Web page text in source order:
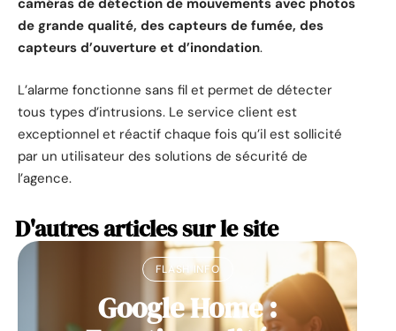
caméras de détection de mouvements avec photos
de grande qualité, des capteurs de fumée, des
capteurs d’ouverture et d’inondation.
L’alarme fonctionne sans fil et permet de détecter
tous types d’intrusions. Le service client est
exceptionnel et réactif chaque fois qu’il est sollicité
par un utilisateur des solutions de sécurité de
l’agence.
D'autres articles sur le site
FLASH INFO
Google Home :